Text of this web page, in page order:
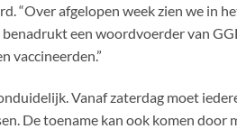
“Over afgelopen week zien we in
een woordvoerder van
vaccineerden.”
Vanaf zaterdag moet
De toename kan ook komen door